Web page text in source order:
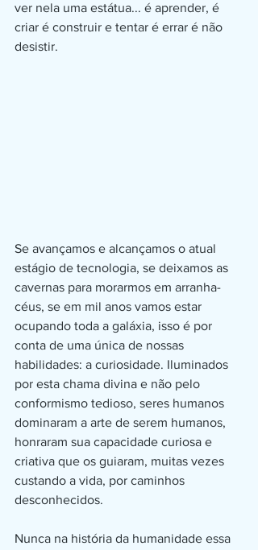
ver nela uma estátua... é aprender, é
criar é construir e tentar é errar é não
desistir.
Se avançamos e alcançamos o atual
estágio de tecnologia, se deixamos as
cavernas para morarmos em arranha-
céus, se em mil anos vamos estar
ocupando toda a galáxia, isso é por
conta de uma única de nossas
habilidades: a curiosidade. Iluminados
por esta chama divina e não pelo
conformismo tedioso, seres humanos
dominaram a arte de serem humanos,
honraram sua capacidade curiosa e
criativa que os guiaram, muitas vezes
custando a vida, por caminhos
desconhecidos.
Nunca na história da humanidade essa